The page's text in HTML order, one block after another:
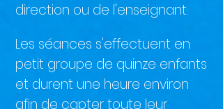
direction ou de l'enseignant.
Les séances s'effectuent en
petit groupe de quinze enfants
et durent une heure environ
afin de capter toute leur